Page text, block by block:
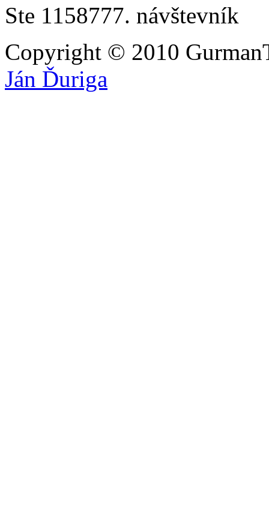
Ste 1158777. návštevník
Copyright © 2010
Ján Ďuriga